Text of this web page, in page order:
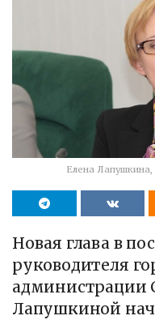
Елена
Новая глава в
руководителя
администрации
Лапушкиной